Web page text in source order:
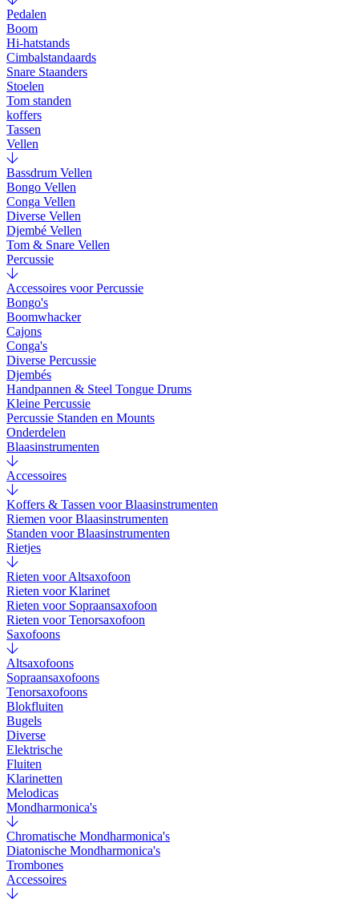
Pedalen
Boom
Hi-hatstands
Cimbalstandaards
Snare Staanders
Stoelen
Tom standen
koffers
Tassen
Vellen
Bassdrum Vellen
Bongo Vellen
Conga Vellen
Diverse Vellen
Djembé Vellen
Tom & Snare Vellen
Percussie
Accessoires voor Percussie
Bongo's
Boomwhacker
Cajons
Conga's
Diverse Percussie
Djembés
Handpannen & Steel Tongue Drums
Kleine Percussie
Percussie Standen en Mounts
Onderdelen
Blaasinstrumenten
Accessoires
Koffers & Tassen voor Blaasinstrumenten
Riemen voor Blaasinstrumenten
Standen voor Blaasinstrumenten
Rietjes
Rieten voor Altsaxofoon
Rieten voor Klarinet
Rieten voor Sopraansaxofoon
Rieten voor Tenorsaxofoon
Saxofoons
Altsaxofoons
Sopraansaxofoons
Tenorsaxofoons
Blokfluiten
Bugels
Diverse
Elektrische
Fluiten
Klarinetten
Melodicas
Mondharmonica's
Chromatische Mondharmonica's
Diatonische Mondharmonica's
Trombones
Accessoires